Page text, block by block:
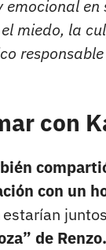
emocional
miedo, la
con
con un
de Renzo.